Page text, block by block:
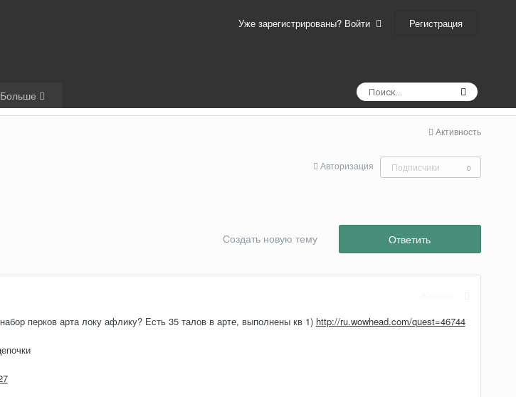
Уже зарегистрированы? Войти Регистрация
Больше
Активность
Авторизация Подписчики 0
Ответить
Создать новую тему
перков арта локу афлику? Есть 35 талов в арте, выполнены кв 1) http://ru.wowhead.com/quest=46744